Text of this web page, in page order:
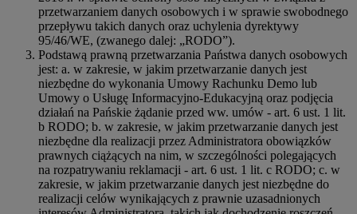
przetwarzaniem danych osobowych i w sprawie swobodnego
przepływu takich danych oraz uchylenia dyrektywy
95/46/WE, (zwanego dalej: „RODO”).
Podstawą prawną przetwarzania Państwa danych osobowych
jest: a. w zakresie, w jakim przetwarzanie danych jest
niezbędne do wykonania Umowy Rachunku Demo lub
Umowy o Usługę Informacyjno-Edukacyjną oraz podjęcia
działań na Pańskie żądanie przed ww. umów - art. 6 ust. 1 lit.
b RODO; b. w zakresie, w jakim przetwarzanie danych jest
niezbędne dla realizacji przez Administratora obowiązków
prawnych ciążących na nim, w szczególności polegających
na rozpatrywaniu reklamacji - art. 6 ust. 1 lit. c RODO; c. w
zakresie, w jakim przetwarzanie danych jest niezbędne do
realizacji celów wynikających z prawnie uzasadnionych